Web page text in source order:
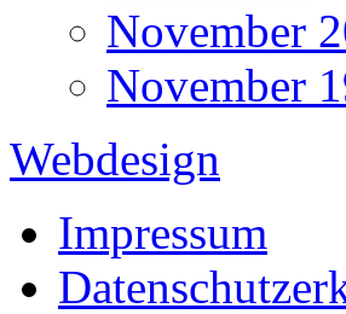
November
November
Webdesign
Impressum